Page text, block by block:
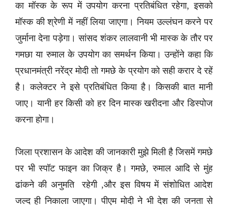
का मॉस्क के रूप में उपयोग करना प्रतिबंधित रहेगा, इसको
मॉस्क की श्रेणी में नहीं लिया जाएगा। नियम उल्लंघन करने पर
जुर्माना देना पड़ेगा। सांसद शंकर लालवानी भी मास्क के तौर पर
गमछा या रुमाल के उपयोग का समर्थन किया। उन्होंने कहा कि
प्रधानमंत्री नरेंद्र मोदी तो गमछे के प्रयोग को सही करार दे रहें
है। कलेक्टर ने इसे प्रतिबंधित किया है। किसकी बात मानी
जाए। यानी हर किसी को हर दिन मास्क खरीदना और डिस्पोज
करना होगा।
जिला प्रशासन के आदेश की जानकारी मुझे मिली है जिसमें गमछे
पर भी स्पॉट फाइन का जिक्र है। गमछे, रुमाल आदि से मुंह
ढांकने की अनुमति रहेगी ,और इस विषय में संशोधित आदेश
जल्द ही निकाला जाएगा। पीएम मोदी ने भी देश की जनता से